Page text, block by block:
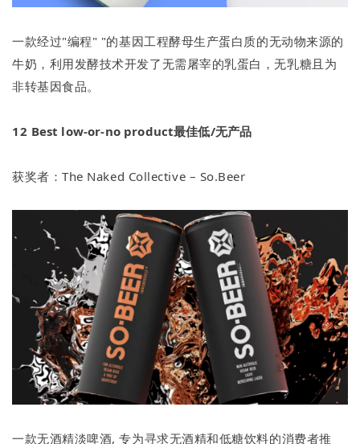
一款经过"编程" "的基因工程酵母生产蛋白质的无动物来源的
牛奶，利用发酵技术开发了无需屠宰的乳蛋白，无乳糖且为
非转基因食品。
12 Best low-or-no product最佳低/无产品
获奖者：The Naked Collective – So.Beer
一款无酒精淡啤酒, 专为寻求无酒精和低糖饮料的消费者推